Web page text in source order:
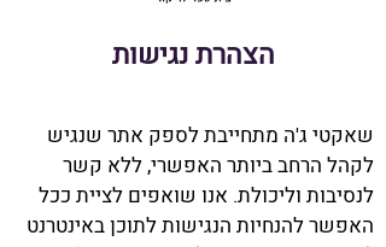
הצהרת נגישות
שאקטי ג'ה מתחייבת לספק אתר שנגיש
לקהל הרחב ביותר האפשרי, ללא קשר
לנסיבות וליכולת. אנו שואפים לציית ככל
האפשר להנחיות הנגישות לתוכן באינטרנט